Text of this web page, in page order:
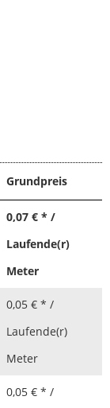
Grundpreis
0,07 € * /
Laufende(r)
Meter
0,05 € * /
Laufende(r)
Meter
0,05 € * /